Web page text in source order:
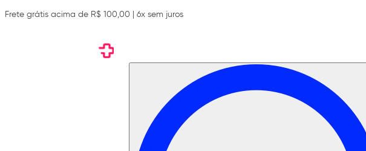
Frete grátis acima de R$ 100,00 | 6x sem juros